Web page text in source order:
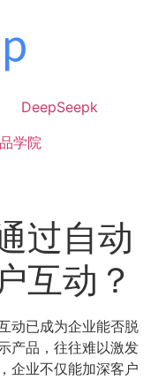
DeepSeepk
品学院
过自动
互动？
动已成为企业能否脱
产品，往往难以激发
企业不仅能加深客户